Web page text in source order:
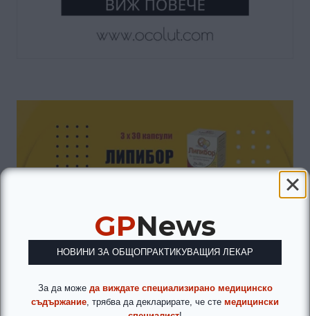
GPNews
НОВИНИ ЗА ОБЩОПРАКТИКУВАЩИЯ ЛЕКАР
За да може да виждате специализирано медицинско
съдържание , трябва да декларирате, че сте медицински